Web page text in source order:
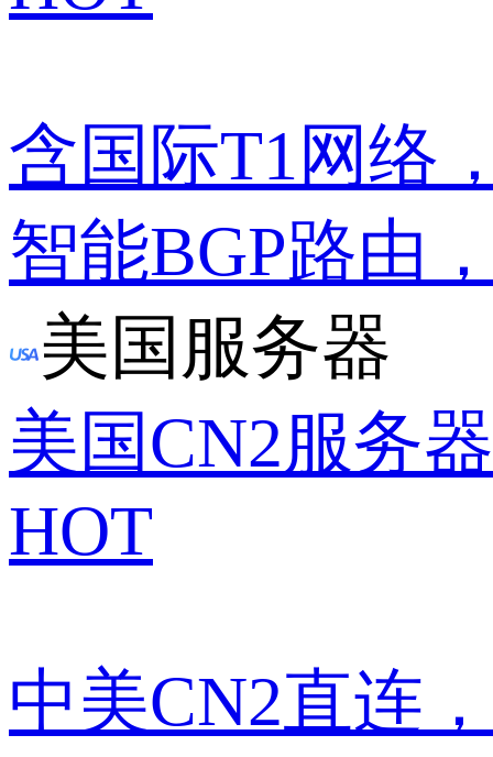
含国际T1网络
智能BGP路由
美国服务器
美国CN2服务器
HOT
中美CN2直连